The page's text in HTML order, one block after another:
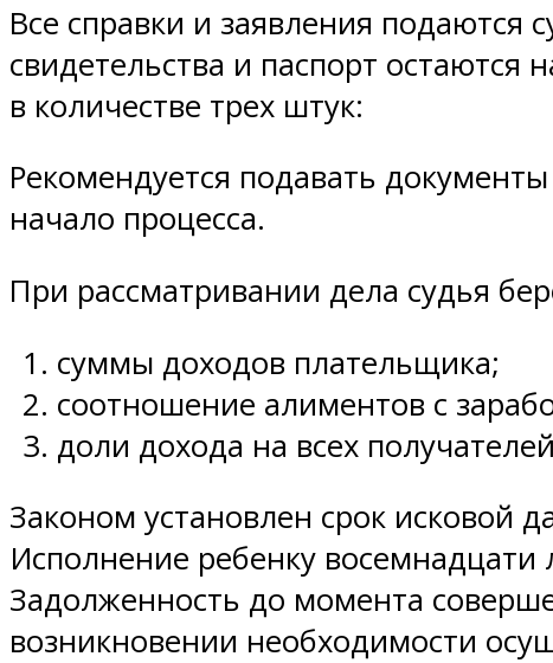
Все справки и заявления подаются
свидетельства и паспорт остаются
в количестве трех штук:
Рекомендуется подавать
начало процесса.
При рассматривании дела судья
суммы доходов плательщика;
соотношение алиментов с
доли дохода на всех
Законом установлен срок исковой
Исполнение ребенку восемнадцати
Задолженность до момента
возникновении необходимости